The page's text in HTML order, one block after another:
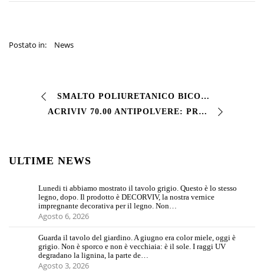
Postato in: News
SMALTO POLIURETANICO BICOMPONENTE: QUALITÀ INDUSTRIALE SENZA COMPROMESSI VIVPUR 2K WB rappresenta l’eccellenza della tecnologia poliuretanica a base acquosa. …
ACRIVIV 70.00 ANTIPOLVERE: PROTEZIONE CEMENTO PROFESSIONALE Cerchi una soluzione efficace contro la polvere delle superfici in cemento? ACRIVIV 70.00 ANTIPO…
ULTIME NEWS
Lunedi ti abbiamo mostrato il tavolo grigio. Questo è lo stesso
legno, dopo. Il prodotto è DECORVIV, la nostra vernice
impregnante decorativa per il legno. Non…
Agosto 6, 2026
Guarda il tavolo del giardino. A giugno era color miele, oggi è
grigio. Non è sporco e non è vecchiaia: è il sole. I raggi UV
degradano la lignina, la parte de…
Agosto 3, 2026